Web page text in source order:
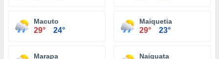
Macuto
29° 24°
Maiquetia
29° 23°
Marapa Naiguata